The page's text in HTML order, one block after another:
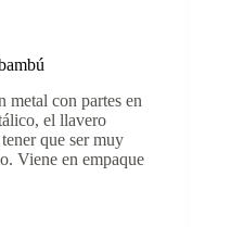
metal con partes en
el llavero
que ser muy
Viene en empaque